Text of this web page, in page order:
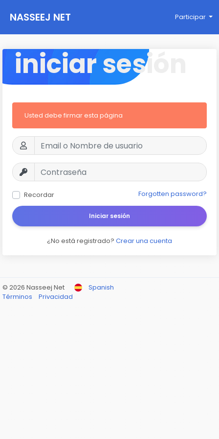
NASSEEJ NET Participar
iniciar sesión
Usted debe firmar esta página
Recordar Forgotten password?
Iniciar sesión
¿No está registrado? Crear una cuenta
© 2026 Nasseej Net
Spanish
Términos
Privacidad